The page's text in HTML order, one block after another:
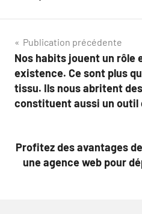
Navigation
de
l’article
Publication précédente
Nos habits jouent un rôle
existence. Ce sont plus
tissu. Ils nous abritent
constituent aussi un outil
Profitez des avantages
une agence web pour